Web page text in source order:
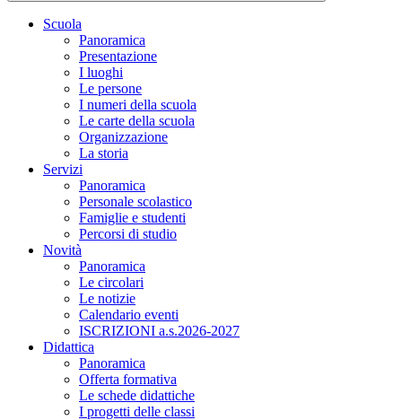
Scuola
Panoramica
Presentazione
I luoghi
Le persone
I numeri della scuola
Le carte della scuola
Organizzazione
La storia
Servizi
Panoramica
Personale scolastico
Famiglie e studenti
Percorsi di studio
Novità
Panoramica
Le circolari
Le notizie
Calendario eventi
ISCRIZIONI a.s.2026-2027
Didattica
Panoramica
Offerta formativa
Le schede didattiche
I progetti delle classi